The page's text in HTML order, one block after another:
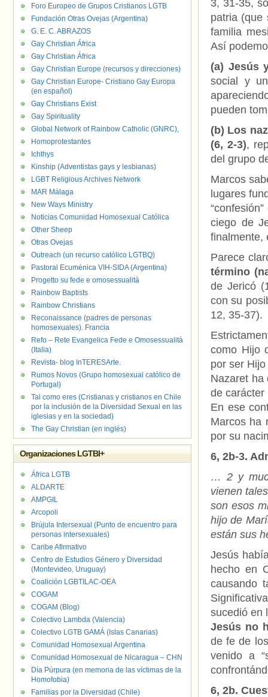
3, 31-35,
patria (que
familia
Así
(a) Jesús
social y
pueden
(b) Los
(6, 2-3),
del grupo
Marcos
lugares
ciego de
finalmente,
Parece
término
de Jericó
con su
12, 35-37).
como Hijo
por ser
Nazaret ha
de carácter
En ese
Marcos ha
por su
6, 2b-3.
… 2 y
vienen
son esos
hijo de
están sus
Jesús
hecho en
causando
sucedió en
Jesús no
de fe de
venido a
6, 2b.
Foro Europeo de Grupos Cristianos LGTB
Fundación Otras Ovejas (Argentina)
G. E. C. ABRAZOS
Gay Christian África
Gay Christian África
Gay Christian Europe (recursos y direcciones)
Gay Christian Europe- Cristiano Gay Europa
(en español)
Gay Christians Exist
Gay Spirituality
Global Network of Rainbow Catholic (GNRC),
Homoprotestantes
Ichthys
Kinship (Adventistas gays y lesbianas)
LGBT Religious Archives Network
MAR Málaga
New Ways Ministry
Noticias Comunidad Homosexual Católica
Other Sheep
Otras Ovejas
Outreach (un recurso católico LGTBQ)
Pastoral Ecuménica VIH-SIDA (Argentina)
Progetto su fede e omosessualità
Rainbow Baptists
Rainbow Christians
Reconaissance (padres de personas
homosexuales). Francia
Refo – Rete Evangelica Fede e Omosessualità
(Italia)
Revista- blog InTERESArte.
Rumos Novos (Grupo homosexual católico de
Portugal)
Tal como eres (Cristianas y cristianos en Chile
por la inclusión de la Diversidad Sexual en las
iglesias y en la sociedad)
The Gay Christian (en inglés)
Organizaciones LGTBI+
África LGTB
ALDARTE
AMPGIL
Arcopoli
Brújula Intersexual (Punto de encuentro para
personas intersexuales)
Caribe Afirmativo
Centro de Estudios Género y Diversidad
(Montevideo, Uruguay)
Coalición LGBTILAC-OEA
COGAM
COGAM (Blog)
Colectivo Lambda (Valencia)
Colectivo LGTB GAMÁ (Islas Canarias)
Comunidad Homosexual Argentina
Comunidad Homosexual de Nicaragua – CHN
Día Púrpura (en memoria de las víctimas de la
Homofobia)
Familias por la Diversidad (Chile)